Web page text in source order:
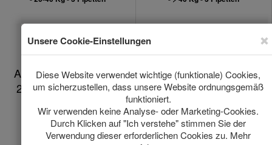
Amflee Combo Hund -
20-40 Kg - 3 Pipetten
Auf Lager
€23.32*
Amflee Combo Hund -
> 40 Kg - 3 Pipetten
Auf Lager
€25.23*